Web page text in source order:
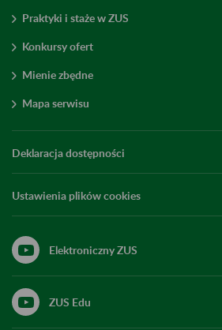
Praktyki i staże w ZUS
Konkursy ofert
Mienie zbędne
Mapa serwisu
Deklaracja dostępności
Ustawienia plików cookies
Elektroniczny ZUS
ZUS Edu